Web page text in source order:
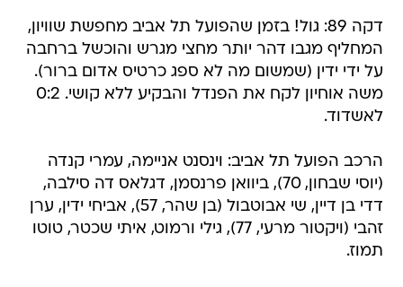
דקה 89: גול! בזמן שהפועל תל אביב מחפשת שוויון,
המחליף מגבו דהר יותר מחצי מגרש והוכשל ברחבה
על ידי ידין (שמשום מה לא ספג כרטיס אדום ברור).
משה אוחיון לקח את הפנדל והבקיע ללא קושי. 0:2
לאשדוד.
הרכב הפועל תל אביב: וינסנט אניימה, עמרי קנדה
(יוסי שבחון, 70), ביוואן פרנסמן, דגלאס דה סילבה,
דדי בן דיין, שי אבוטבול (בן שהר, 57), אביחי ידין, ערן
זהבי (ויקטור מרעי, 77), גילי ורמוט, איתי שכטר, טוטו
תמוז.